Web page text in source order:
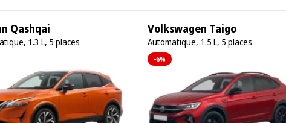
Qashqai
1.3 L, 5 places
Volkswagen Taigo
Automatique, 1.5 L, 5 places
-6%